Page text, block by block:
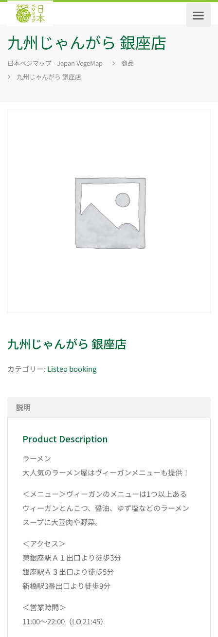
九州じゃんがら 銀座店
日本ベジマップ - Japan VegeMap
商品
九州じゃんがら 銀座店
九州じゃんがら 銀座店
カテゴリー: Listeo booking
説明
Product Description
ラーメン
大人気のラーメン屋はヴィーガンメニューも提供！
＜メニュー＞ヴィーガンのメニューは1つ以上ある
ヴィーガンとんこつ、醤油、ゆず塩などのラーメン
スープに大豆肉や野菜。
＜アクセス＞
東銀座駅Ａ１出口より徒歩3分
銀座駅Ａ３出口より徒歩5分
新橋駅3番出口より徒歩9分
＜営業時間＞
11:00～22:00（LO 21:45）